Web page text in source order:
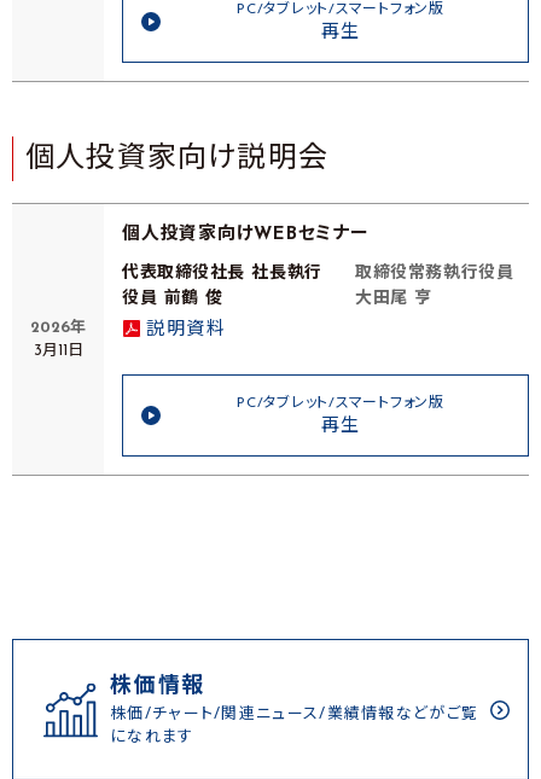
PC/タブレット/スマートフォン版
再生
個人投資家向け説明会
2026年
3月11日
個人投資家向けWEBセミナー
代表取締役社長 社長執行
役員 前鶴 俊
取締役常務執行役員
大田尾 亨
説明資料
PC/タブレット/スマートフォン版
再生
株価情報
株価/チャート/関連ニュース/業績情報などがご覧
になれます